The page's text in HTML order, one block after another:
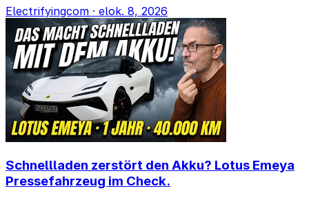
Electrifyingcom · elok. 8, 2026
Schnellladen zerstört den Akku? Lotus Emeya
Pressefahrzeug im Check.